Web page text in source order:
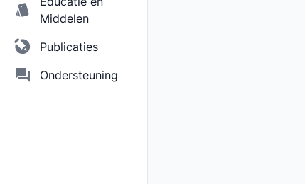
Middelen
Publicaties
Ondersteuning